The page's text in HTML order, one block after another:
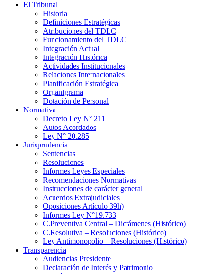
El Tribunal
Historia
Definiciones Estratégicas
Atribuciones del TDLC
Funcionamiento del TDLC
Integración Actual
Integración Histórica
Actividades Institucionales
Relaciones Internacionales
Planificación Estratégica
Organigrama
Dotación de Personal
Normativa
Decreto Ley N° 211
Autos Acordados
Ley N° 20.285
Jurisprudencia
Sentencias
Resoluciones
Informes Leyes Especiales
Recomendaciones Normativas
Instrucciones de carácter general
Acuerdos Extrajudiciales
Oposiciones Artículo 39h)
Informes Ley N°19.733
C.Preventiva Central – Dictámenes (Histórico)
C.Resolutiva – Resoluciones (Histórico)
Ley Antimonopolio – Resoluciones (Histórico)
Transparencia
Audiencias Presidente
Declaración de Interés y Patrimonio